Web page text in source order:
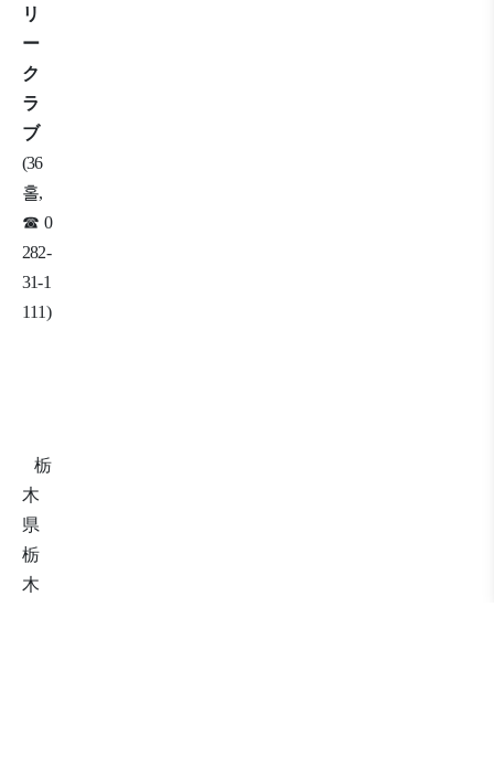
リ
ー
ク
ラ
ブ
(36
홀,
☎ 0
282-
31-1
111)
栃
木
県
栃
木